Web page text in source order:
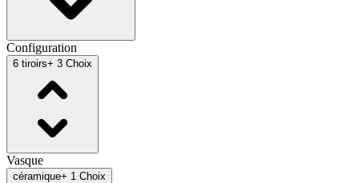
Configuration
6 tiroirs+ 3 Choix
Vasque
céramique+ 1 Choix